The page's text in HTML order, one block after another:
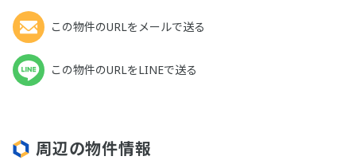
この物件のURLをメールで送る
この物件のURLをLINEで送る
周辺の物件情報